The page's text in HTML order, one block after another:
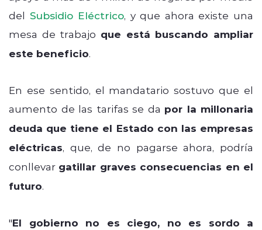
del Subsidio Eléctrico, y que ahora existe una
mesa de trabajo que está buscando ampliar
este beneficio.
En ese sentido, el mandatario sostuvo que el
aumento de las tarifas se da por la millonaria
deuda que tiene el Estado con las empresas
eléctricas, que, de no pagarse ahora, podría
conllevar gatillar graves consecuencias en el
futuro.
"El gobierno no es ciego, no es sordo a